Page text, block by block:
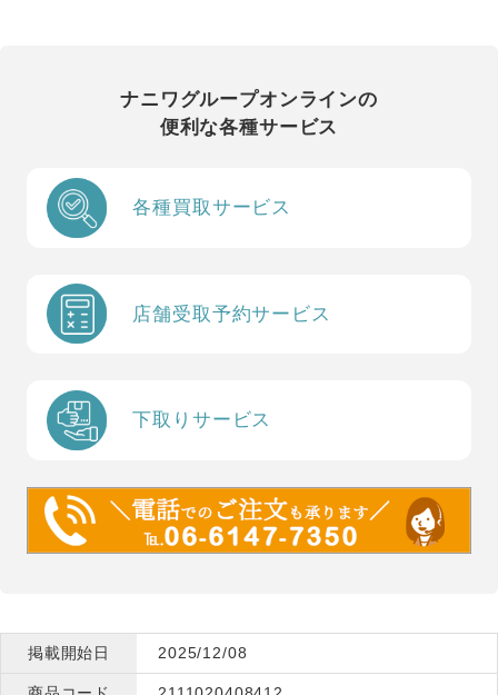
ナニワグループオンラインの
便利な各種サービス
各種買取サービス
店舗受取予約サービス
下取りサービス
掲載開始日 2025/12/08